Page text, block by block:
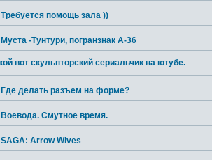
Требуется помощь зала ))
Муста -Тунтури, погранзнак А-36
вот скульпторский сериальчик на ютубе.
Где делать разъем на форме?
Воевода. Смутное время.
SAGA: Arrow Wives